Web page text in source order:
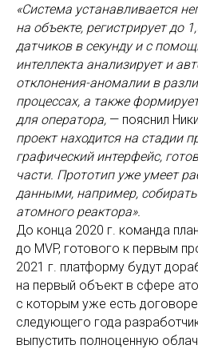
«Система устанавливается
на объекте, регистрирует до
датчиков в секунду и с
интеллекта анализирует и
отклонения-аномалии в
процессах, а также
для оператора, — пояснил
проект находится на стадии
графический интерфейс,
части. Прототип уже умеет
данными, например,
атомного реактора».
До конца 2020 г. команда
до MVP, готового к первым
2021 г. платформу будут
на первый объект в сфере
с которым уже есть
следующего года
выпустить полноценную